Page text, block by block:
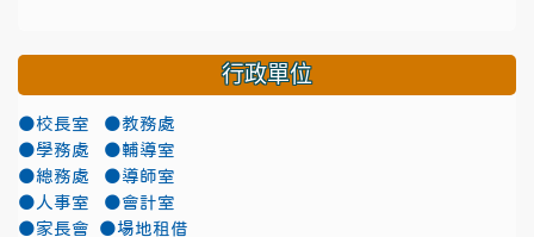
行政單位
●校長室
●教務處
●學務處
●輔導室
●總務處
●導師室
●人事室
●會計室
●家長會
●場地租借